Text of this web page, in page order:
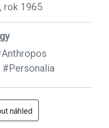
rok 1965
#Personalia
náhled